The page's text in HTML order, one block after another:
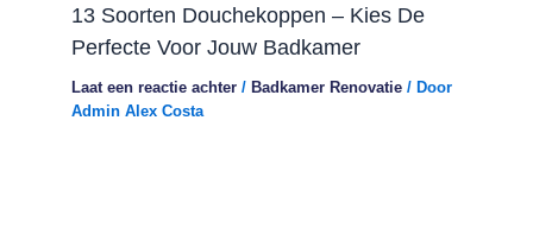
13 Soorten Douchekoppen – Kies De
Perfecte Voor Jouw Badkamer
Laat een reactie achter / Badkamer Renovatie / Door
Admin Alex Costa